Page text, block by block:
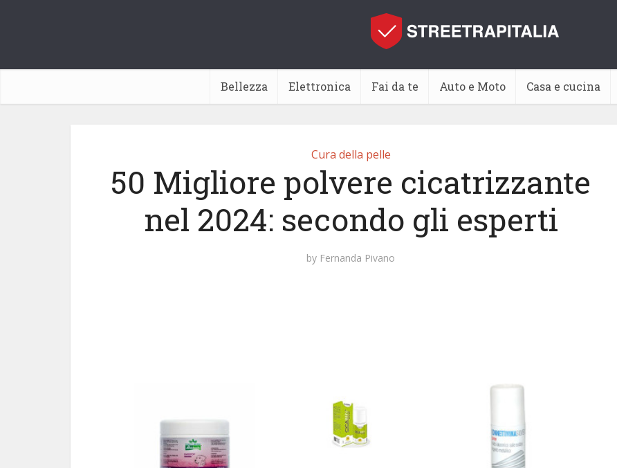
Bellezza Elettronica Fai da te Auto e Moto Casa e cucina
Cura della pelle
50 Migliore polvere cicatrizzante
nel 2024: secondo gli esperti
by Fernanda Pivano